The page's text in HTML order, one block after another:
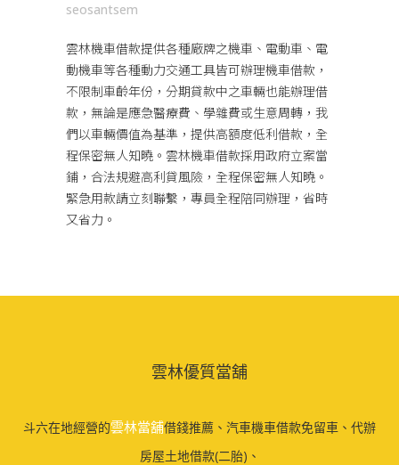
seosantsem
雲林機車借款提供各種廠牌之機車、電動車、電
動機車等各種動力交通工具皆可辦理機車借款，
不限制車齡年份，分期貸款中之車輛也能辦理借
款，無論是應急醫療費、學雜費或生意周轉，我
們以車輛價值為基準，提供高額度低利借款，全
程保密無人知曉。雲林機車借款採用政府立案當
鋪，合法規避高利貸風險，全程保密無人知曉。
緊急用款請立刻聯繫，專員全程陪同辦理，省時
又省力。
雲林優質當舖
斗六在地經營的雲林當舖借錢推薦、汽車機車借款免留車、代辦
房屋土地借款(二胎)、